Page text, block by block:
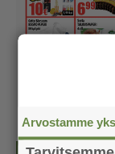
Arvostamme